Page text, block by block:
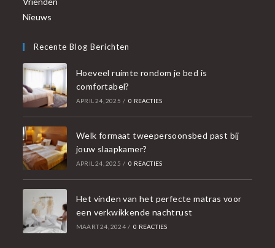
Nieuws
Recente Blog Berichten
Hoeveel ruimte rondom je bed is
comfortabel?
APRIL 24, 2025 / 0 REACTIES
Welk formaat tweepersoonsbed past bij
jouw slaapkamer?
APRIL 24, 2025 / 0 REACTIES
Het vinden van het perfecte matras voor
een verkwikkende nachtrust
MAART 24, 2024 / 0 REACTIES